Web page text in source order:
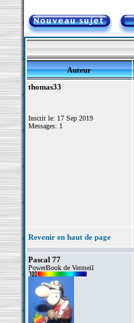
Auteur
thomas33
Inscrit le: 17 Sep 2019
Messages: 1
Revenir en haut de page
Pascal 77
PowerBook de Vermeil